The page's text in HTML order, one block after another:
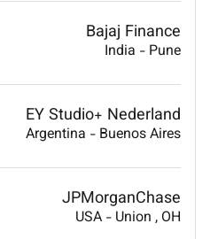
Bajaj Finance
India - Pune
EY Studio+ Nederland
Argentina - Buenos Aires
JPMorganChase
USA - Union , OH